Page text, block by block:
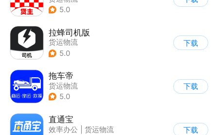
5.0
拉蜂司机版
货运物流
5.0
下载
拖车帝
货运物流
5.0
下载
直通宝
效率办公
货运物流
下载